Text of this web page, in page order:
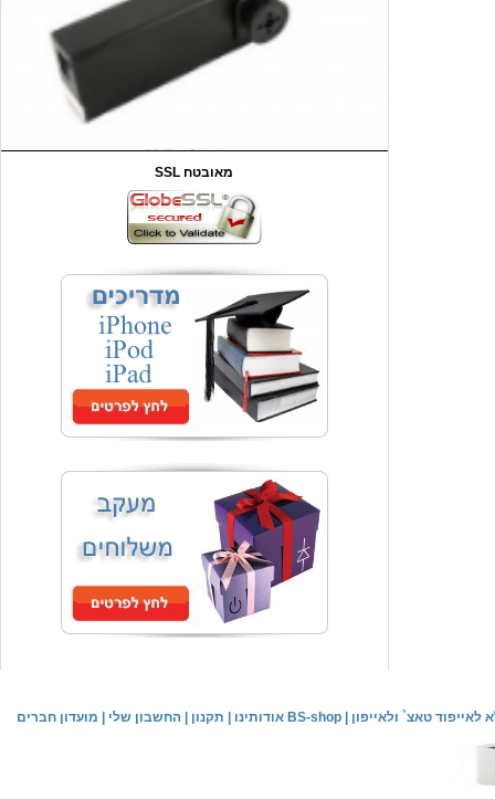
₪59.00
₪90.00 מחיר שוק
כיסוי אחורי לאייפון 4/4S
₪59.00
המחיר שלך
משלוח חינם
שעון יד אופנתי
₪59.00
המחיר שלך
משלוח חינם
שעון יד לילדים \ הלו קיטי - לבן
₪44.00 המחיר שלך
SSL מאובטח
מועדון חברים החשבון שלי תקנון אודותינו BS-shop טאצ` ולאייפון